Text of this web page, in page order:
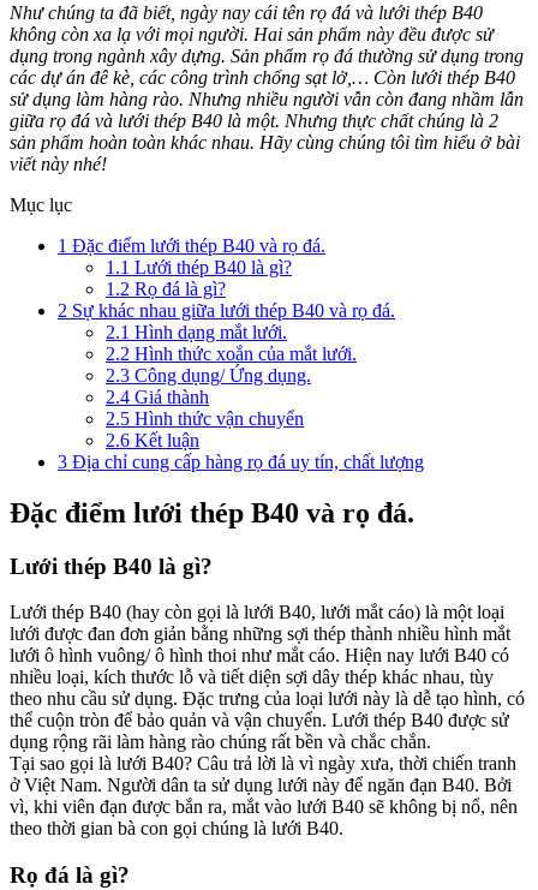
Như chúng ta đã biết, ngày nay cái tên rọ đá và lưới thép B40
không còn xa lạ với mọi người. Hai sản phẩm này đều được sử
dụng trong ngành xây dựng. Sản phẩm rọ đá thường sử dụng trong
các dự án đê kè, các công trình chống sạt lở,… Còn lưới thép B40
sử dụng làm hàng rào. Nhưng nhiều người vẫn còn đang nhầm lẫn
giữa rọ đá và lưới thép B40 là một. Nhưng thực chất chúng là 2
sản phẩm hoàn toàn khác nhau. Hãy cùng chúng tôi tìm hiểu ở bài
viết này nhé!
Mục lục
1 Đặc điểm lưới thép B40 và rọ đá.
1.1 Lưới thép B40 là gì?
1.2 Rọ đá là gì?
2 Sự khác nhau giữa lưới thép B40 và rọ đá.
2.1 Hình dạng mắt lưới.
2.2 Hình thức xoắn của mắt lưới.
2.3 Công dụng/ Ứng dụng.
2.4 Giá thành
2.5 Hình thức vận chuyển
2.6 Kết luận
3 Địa chỉ cung cấp hàng rọ đá uy tín, chất lượng
Đặc điểm lưới thép B40 và rọ đá.
Lưới thép B40 là gì?
Lưới thép B40 (hay còn gọi là lưới B40, lưới mắt cáo) là một loại
lưới được đan đơn giản bằng những sợi thép thành nhiều hình mắt
lưới ô hình vuông/ ô hình thoi như mắt cáo. Hiện nay lưới B40 có
nhiều loại, kích thước lỗ và tiết diện sợi dây thép khác nhau, tùy
theo nhu cầu sử dụng. Đặc trưng của loại lưới này là dễ tạo hình, có
thể cuộn tròn để bảo quản và vận chuyển. Lưới thép B40 được sử
dụng rộng rãi làm hàng rào chúng rất bền và chắc chắn.
Tại sao gọi là lưới B40? Câu trả lời là vì ngày xưa, thời chiến tranh
ở Việt Nam. Người dân ta sử dụng lưới này để ngăn đạn B40. Bởi
vì, khi viên đạn được bắn ra, mắt vào lưới B40 sẽ không bị nổ, nên
theo thời gian bà con gọi chúng là lưới B40.
Rọ đá là gì?